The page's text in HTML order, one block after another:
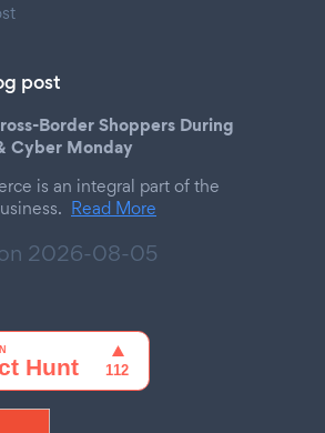
post
Border Shoppers During
Cyber Monday
is an integral part of the
Read More
2026-08-05